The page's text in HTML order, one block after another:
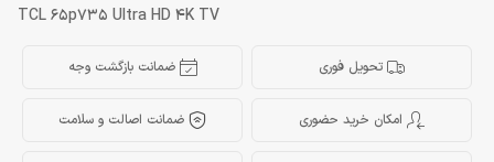
TCL 65p735 Ultra HD 4K TV
تحویل فوری ضمانت بازگشت وجه
امکان خرید حضوری ضمانت اصالت و سلامت